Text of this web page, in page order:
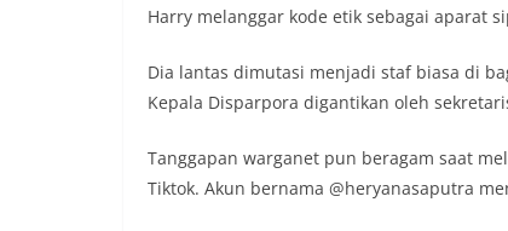
Harry melanggar kode etik sebagai aparat
Dia lantas dimutasi menjadi staf biasa di
Kepala Disparpora digantikan oleh
Tanggapan warganet pun beragam saat
Tiktok. Akun bernama @heryanasaputra